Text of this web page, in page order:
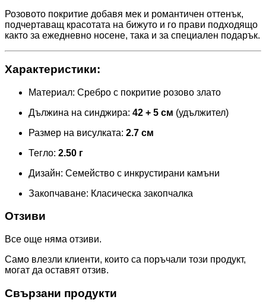
Розовото покритие добавя мек и романтичен оттенък,
подчертаващ красотата на бижуто и го прави подходящо
както за ежедневно носене, така и за специален подарък.
Характеристики:
Материал: Сребро с покритие розово злато
Дължина на синджира: 42 + 5 см (удължител)
Размер на висулката: 2.7 см
Тегло: 2.50 г
Дизайн: Семейство с инкрустирани камъни
Закопчаване: Класическа закопчалка
Отзиви
Все още няма отзиви.
Само влезли клиенти, които са поръчали този продукт,
могат да оставят отзив.
Свързани продукти